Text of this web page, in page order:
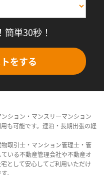
単30秒！
をする
ション・マンスリーマンション
も可能です。連泊・長期出張の経
取引士・マンション管理士・管
いる不動産管理会社や不動産オ
として安心してご利用いただけ